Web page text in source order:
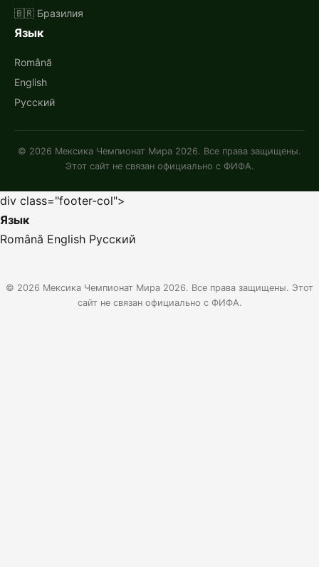
🇧🇷 Бразилия
Язык
Română
English
Русский
© 2026 Мексика Чемпионат Мира 2026. Все права защищены.
Этот сайт не связан официально с ФИФА.
div class="footer-col">
Язык
Română English Русский
© 2026 Мексика Чемпионат Мира 2026. Все права защищены. Этот
сайт не связан официально с ФИФА.